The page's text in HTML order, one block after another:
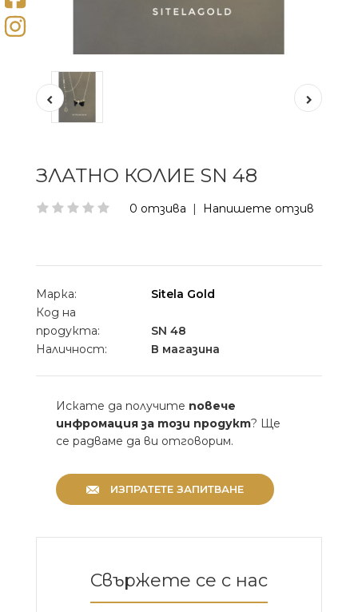
ЗЛАТНО КОЛИЕ SN 48
0 отзива | Напишете отзив
Марка:
Sitela Gold
Код на
продукта:
SN 48
Наличност:
В магазина
Искате да получите повече
инфромация за този продукт? Ще
се радваме да ви отговорим.
ИЗПРАТЕТЕ ЗАПИТВАНЕ
Свържете се с нас